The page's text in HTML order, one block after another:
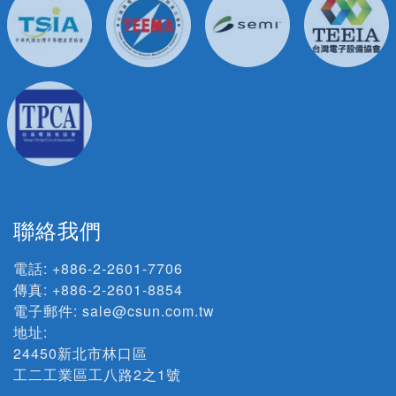
聯絡我們
電話: +886-2-2601-7706
傳真: +886-2-2601-8854
電子郵件: sale@csun.com.tw
地址:
24450新北市林口區
工二工業區工八路2之1號